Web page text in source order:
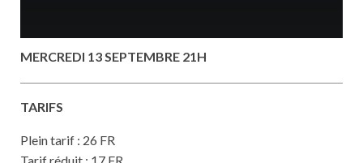
MERCREDI 13 SEPTEMBRE 21H
TARIFS
Plein tarif : 26 FR